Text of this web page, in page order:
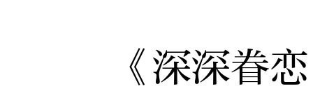
《深深眷恋